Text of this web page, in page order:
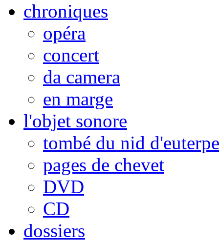
chroniques
opéra
concert
da camera
en marge
l'objet sonore
tombé du nid d'euterpe
pages de chevet
DVD
CD
dossiers